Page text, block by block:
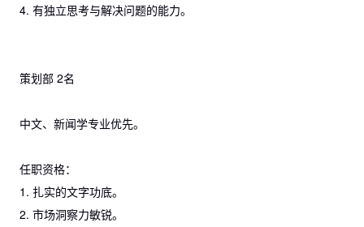
4. 有独立思考与解决问题的能力。‍‍‍
策划部 2名
中文、新闻学专业优先。
任职资格：
1. 扎实的文字功底。
2. 市场洞察力敏锐。